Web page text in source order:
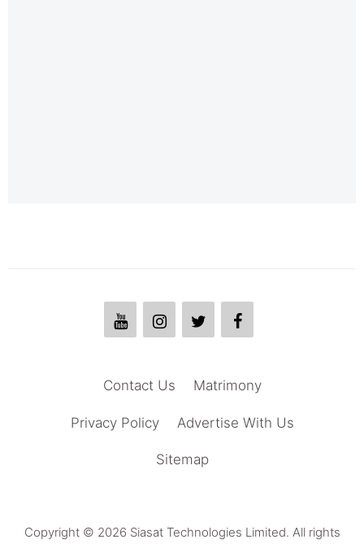
Matrimony
Contact Us
Advertise With Us
Privacy Policy
Sitemap
Copyright © 2026 Siasat Technologies Limited. All rights